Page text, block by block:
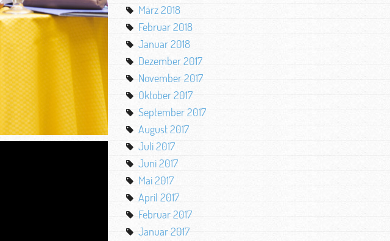
März 2018
Februar 2018
Januar 2018
Dezember 2017
November 2017
Oktober 2017
September 2017
August 2017
Juli 2017
Juni 2017
Mai 2017
April 2017
Februar 2017
Januar 2017